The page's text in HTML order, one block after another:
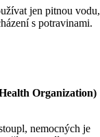
jen pitnou vodu,
s potravinami.
Organization)
nemocných je